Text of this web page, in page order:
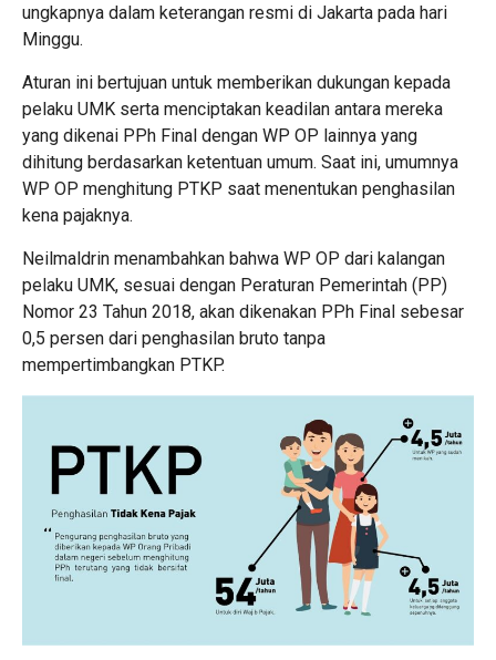
ungkapnya dalam keterangan resmi di Jakarta pada hari
Minggu.
Aturan ini bertujuan untuk memberikan dukungan kepada
pelaku UMK serta menciptakan keadilan antara mereka
yang dikenai PPh Final dengan WP OP lainnya yang
dihitung berdasarkan ketentuan umum. Saat ini, umumnya
WP OP menghitung PTKP saat menentukan penghasilan
kena pajaknya.
Neilmaldrin menambahkan bahwa WP OP dari kalangan
pelaku UMK, sesuai dengan Peraturan Pemerintah (PP)
Nomor 23 Tahun 2018, akan dikenakan PPh Final sebesar
0,5 persen dari penghasilan bruto tanpa
mempertimbangkan PTKP.